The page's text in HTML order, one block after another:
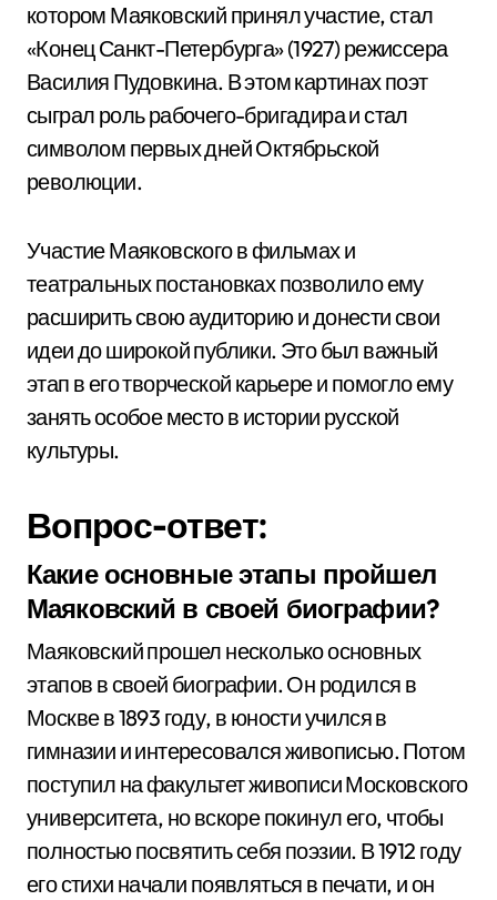
котором Маяковский принял участие, стал
«Конец Санкт-Петербурга» (1927) режиссера
Василия Пудовкина. В этом картинах поэт
сыграл роль рабочего-бригадира и стал
символом первых дней Октябрьской
революции.
Участие Маяковского в фильмах и
театральных постановках позволило ему
расширить свою аудиторию и донести свои
идеи до широкой публики. Это был важный
этап в его творческой карьере и помогло ему
занять особое место в истории русской
культуры.
Вопрос-ответ:
Какие основные этапы пройшел
Маяковский в своей биографии?
Маяковский прошел несколько основных
этапов в своей биографии. Он родился в
Москве в 1893 году, в юности учился в
гимназии и интересовался живописью. Потом
поступил на факультет живописи Московского
университета, но вскоре покинул его, чтобы
полностью посвятить себя поэзии. В 1912 году
его стихи начали появляться в печати, и он